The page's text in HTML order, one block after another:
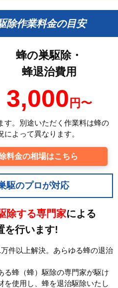
除作業料金の目安
蜂の巣駆除・
蜂退治費用
3,000 円〜
。別途いただく作業料は蜂の
よって異なります。
料金の相場はこちら
駆のプロが対応
除する専門家による
を行います!
件以上解決。あらゆる蜂の退治
る蜂（蜂）駆除の専門家が駆け
を使用し、蜂を退治駆除いたし